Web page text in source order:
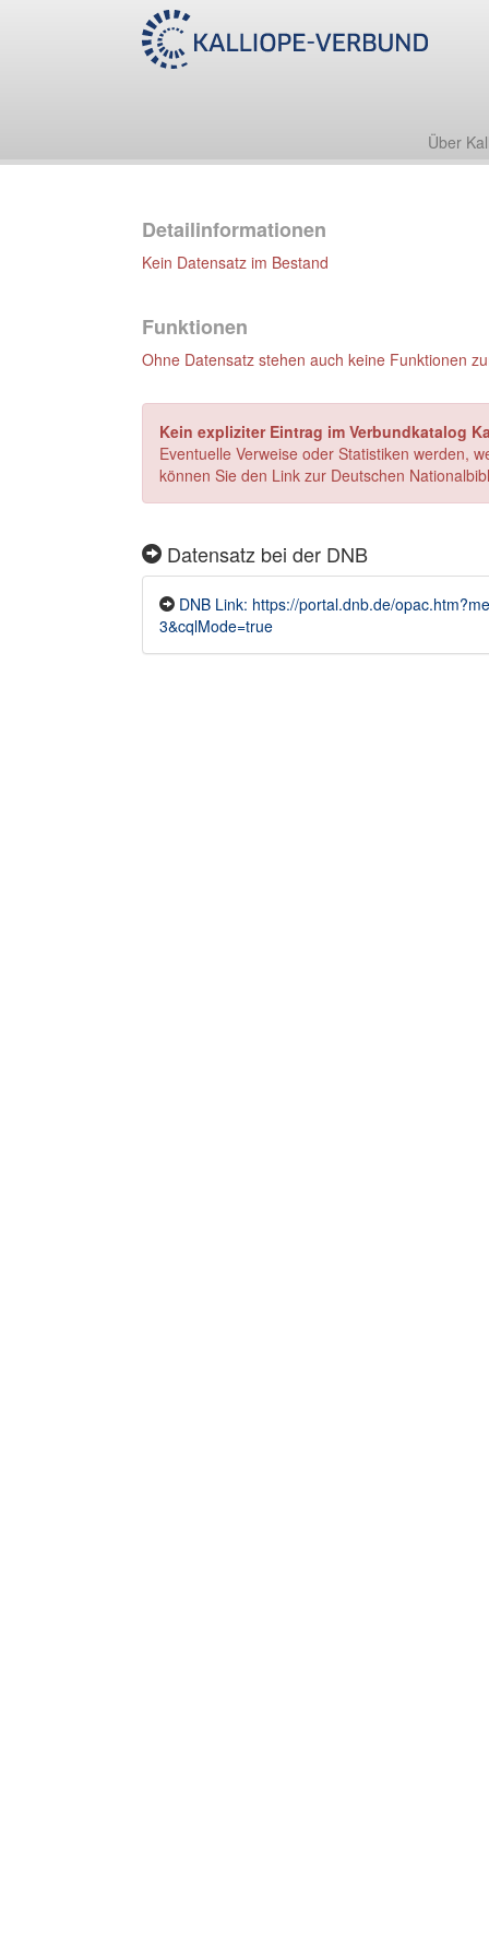
Über
Detailinformationen
Kein Datensatz im Bestand
Funktionen
Ohne Datensatz stehen auch keine Funktionen
Kein expliziter Eintrag im Verbundkatalog
Eventuelle Verweise oder Statistiken werden,
können Sie den Link zur Deutschen
Datensatz bei der DNB
DNB Link: https://portal.dnb.de/
3&cqlMode=true